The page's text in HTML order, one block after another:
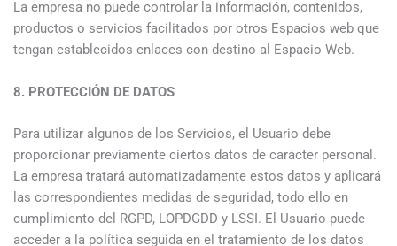
La empresa no puede controlar la información, contenidos,
productos o servicios facilitados por otros Espacios web que
tengan establecidos enlaces con destino al Espacio Web.
8. PROTECCIÓN DE DATOS
Para utilizar algunos de los Servicios, el Usuario debe
proporcionar previamente ciertos datos de carácter personal.
La empresa tratará automatizadamente estos datos y aplicará
las correspondientes medidas de seguridad, todo ello en
cumplimiento del RGPD, LOPDGDD y LSSI. El Usuario puede
acceder a la política seguida en el tratamiento de los datos